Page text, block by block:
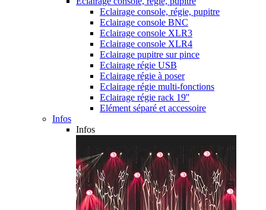
Eclairage console, régie, pupitre
Eclairage console BNC
Eclairage console XLR3
Eclairage console XLR4
Eclairage pupitre sur pince
Eclairage régie USB
Eclairage régie à poser
Eclairage régie multi-fonctions
Eclairage régie rack 19''
Elément séparé et accessoire
Infos
Infos